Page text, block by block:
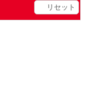
リセット